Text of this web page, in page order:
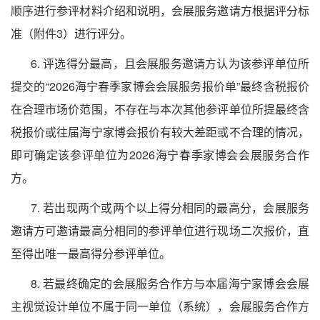
顺序进行参评材料介绍和说明，会展服务邀请方根据评分标
准（附件3）进行评分。
6. 评选得分最高，且会展服务邀请方认为该参评单位所
提交的“2026海宁春季家博会会展服务报价单”最终含税报价
在合理市场价范围，不存在与本次其他参评单位所提最终含
税报价或往届海宁家博会报价有较大差距或不合理的情况，
即可确定该参评单位为2026海宁春季家博会会展服务合作
方。
7. 若出现两个或两个以上得分相同的最高分，会展服务
邀请方可邀请最高分相同的参评单位进行现场二次报价，直
至得出唯一最高得分参评单位。
8. 若最终确定的会展服务合作方与本届海宁家博会会展
主视觉设计单位不属于同一单位（系统），会展服务合作方